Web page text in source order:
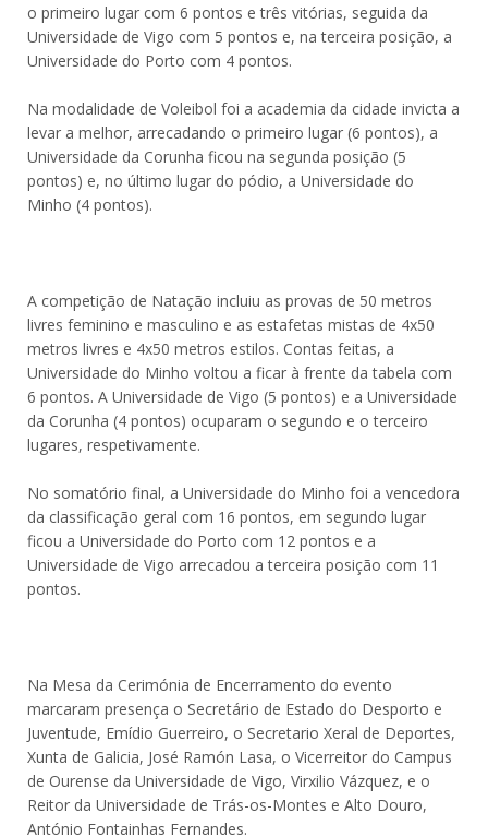
o primeiro lugar com 6 pontos e três vitórias, seguida da
Universidade de Vigo com 5 pontos e, na terceira posição, a
Universidade do Porto com 4 pontos.
Na modalidade de Voleibol foi a academia da cidade invicta a
levar a melhor, arrecadando o primeiro lugar (6 pontos), a
Universidade da Corunha ficou na segunda posição (5
pontos) e, no último lugar do pódio, a Universidade do
Minho (4 pontos).
A competição de Natação incluiu as provas de 50 metros
livres feminino e masculino e as estafetas mistas de 4x50
metros livres e 4x50 metros estilos. Contas feitas, a
Universidade do Minho voltou a ficar à frente da tabela com
6 pontos. A Universidade de Vigo (5 pontos) e a Universidade
da Corunha (4 pontos) ocuparam o segundo e o terceiro
lugares, respetivamente.
No somatório final, a Universidade do Minho foi a vencedora
da classificação geral com 16 pontos, em segundo lugar
ficou a Universidade do Porto com 12 pontos e a
Universidade de Vigo arrecadou a terceira posição com 11
pontos.
Na Mesa da Cerimónia de Encerramento do evento
marcaram presença o Secretário de Estado do Desporto e
Juventude, Emídio Guerreiro, o Secretario Xeral de Deportes,
Xunta de Galicia, José Ramón Lasa, o Vicerreitor do Campus
de Ourense da Universidade de Vigo, Virxilio Vázquez, e o
Reitor da Universidade de Trás-os-Montes e Alto Douro,
António Fontainhas Fernandes.